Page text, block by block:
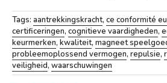
Tags: aantrekkingskracht, ce conformité
certificeringen, cognitieve vaardigheden,
keurmerken, kwaliteit, magneet
probleemoplossend vermogen, repulsie,
veiligheid, waarschuwingen